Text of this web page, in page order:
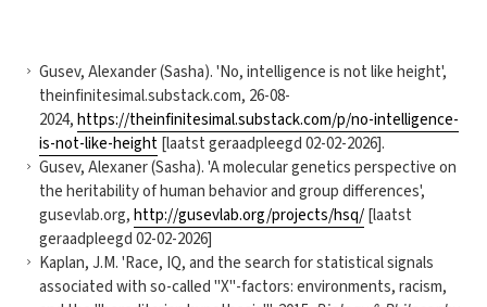
Gusev, Alexander (Sasha). 'No, intelligence is not like height',
theinfinitesimal.substack.com, 26-08-
2024,https://theinfinitesimal.substack.com/p/no-intelligence-
is-not-like-height[laatst geraadpleegd 02-02-2026].
Gusev, Alexaner (Sasha). 'A molecular genetics perspective on
the heritability of human behavior and group differences',
gusevlab.org,http://gusevlab.org/projects/hsq/[laatst
geraadpleegd 02-02-2026]
Kaplan, J.M. 'Race, IQ, and the search for statistical signals
associated with so-called "X"-factors: environments, racism,